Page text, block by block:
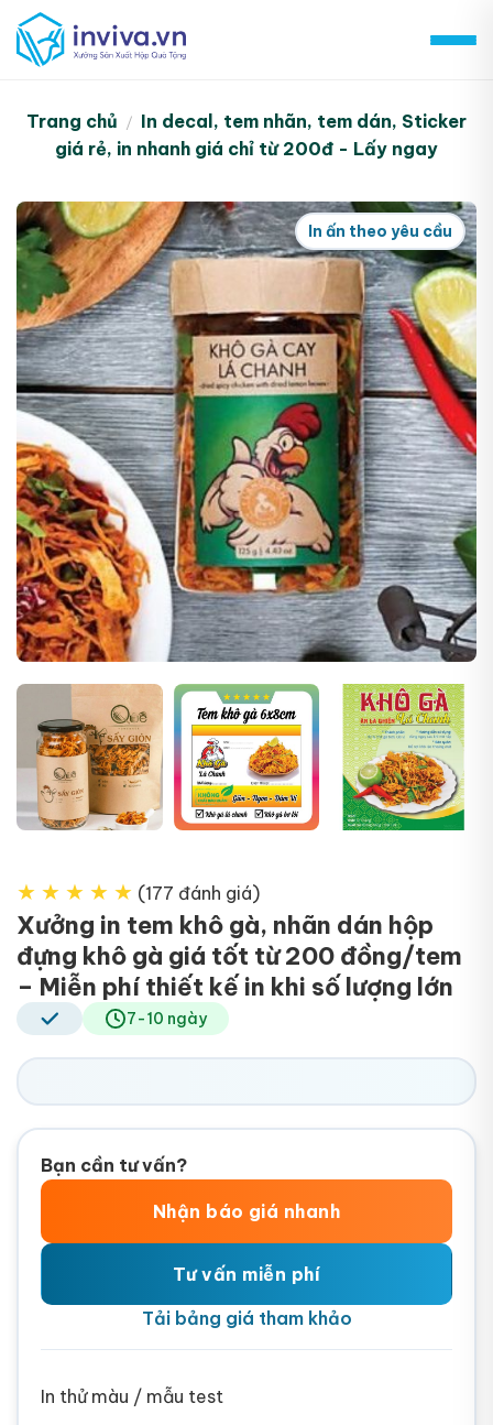
Skip
to
content
Trang chủ / In decal, tem nhãn, tem dán, Sticker
giá rẻ, in nhanh giá chỉ từ 200đ - Lấy ngay
In ấn theo yêu cầu
★ ★ ★ ★ ★ (177 đánh giá)
Xưởng in tem khô gà, nhãn dán hộp
đựng khô gà giá tốt từ 200 đồng/tem
– Miễn phí thiết kế in khi số lượng lớn
7-10 ngày
Bạn cần tư vấn?
Nhận báo giá nhanh
Tư vấn miễn phí
Tải bảng giá tham khảo
In thử màu / mẫu test